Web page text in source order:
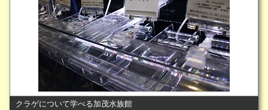
クラゲについて学べる加茂水族館